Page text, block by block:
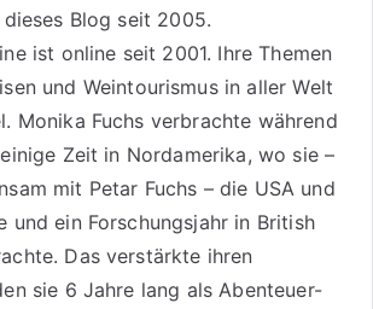
Blog seit 2005.
ist online seit 2001. Ihre Themen
und Weintourismusin aller Welt
. Monika Fuchs verbrachte während
Zeit in Nordamerika, wo sie –
mit Petar Fuchs – die USA und
und ein Forschungsjahr in British
Das verstärkte ihren
sie 6 Jahre lang alsAbenteuer-